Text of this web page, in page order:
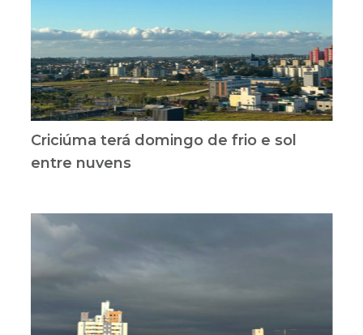
Criciúma terá domingo de frio e sol
entre nuvens